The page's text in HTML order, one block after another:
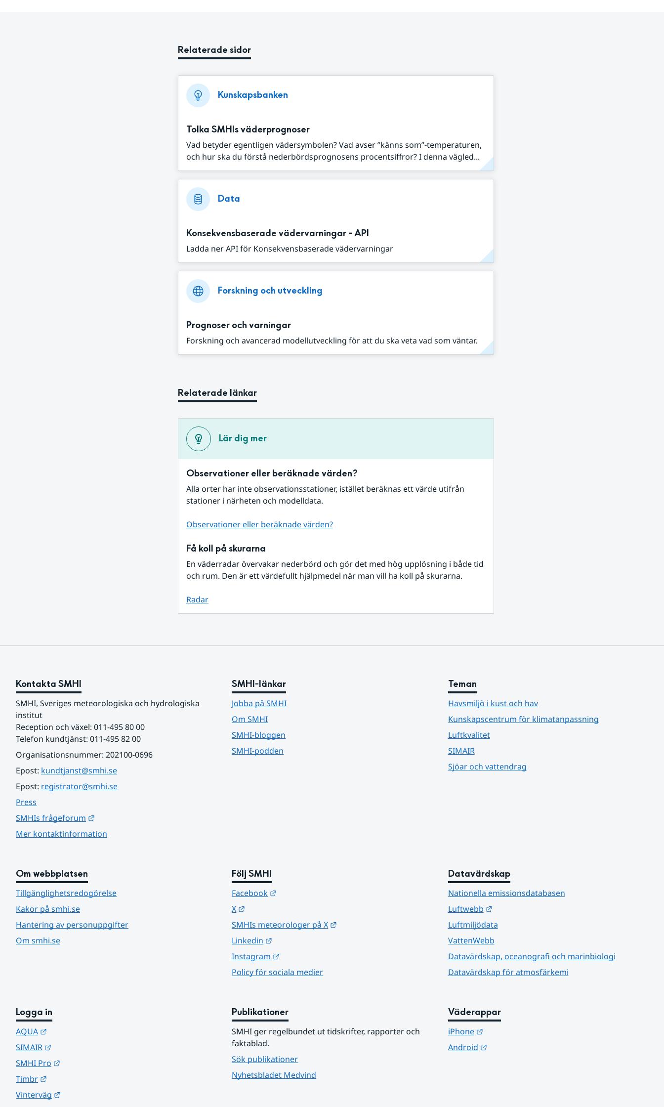
Relaterade sidor
Kunskapsbanken
Tolka SMHIs väderprognoser
Vad betyder egentligen vädersymbolen? Vad avser ”känns som”-temperaturen,
och hur ska du förstå nederbördsprognosens procentsiffror? I denna vägled...
Data
Konsekvensbaserade vädervarningar - API
Ladda ner API för Konsekvensbaserade vädervarningar
Forskning och utveckling
Prognoser och varningar
Forskning och avancerad modellutveckling för att du ska veta vad som väntar.
Relaterade länkar
Lär dig mer
Observationer eller beräknade värden?
Alla orter har inte observationsstationer, istället beräknas ett värde utifrån
stationer i närheten och modelldata.
Observationer eller beräknade värden?
Få koll på skurarna
En väderradar övervakar nederbörd och gör det med hög upplösning i både tid
och rum. Den är ett värdefullt hjälpmedel när man vill ha koll på skurarna.
Radar
Kontakta SMHI
SMHI, Sveriges meteorologiska och hydrologiska
institut
Reception och växel: 011-495 80 00
Telefon kundtjänst: 011-495 82 00
Organisationsnummer: 202100-0696
Epost: kundtjanst@smhi.se
Epost: registrator@smhi.se
Press
SMHIs frågeforum
Mer kontaktinformation
SMHI-länkar
Jobba på SMHI
Om SMHI
SMHI-bloggen
SMHI-podden
Teman
Havsmiljö i kust och hav
Kunskapscentrum för klimatanpassning
Luftkvalitet
SIMAIR
Sjöar och vattendrag
Om webbplatsen
Tillgänglighetsredogörelse
Kakor på smhi.se
Hantering av personuppgifter
Om smhi.se
Följ SMHI
Facebook
X
SMHIs meteorologer på X
Linkedin
Instagram
Policy för sociala medier
Datavärdskap
Nationella emissionsdatabasen
Luftwebb
Länk till annan webbplats.
Luftmiljödata
VattenWebb
Datavärdskap, oceanografi och marinbiologi
Datavärdskap för atmosfärkemi
Logga in
AQUA
SIMAIR
SMHI Pro
Timbr
Vinterväg
Publikationer
SMHI ger regelbundet ut tidskrifter, rapporter och
faktablad.
Sök publikationer
Nyhetsbladet Medvind
Väderappar
iPhone
Länk till annan webbplats.
Android
Länk till annan webbplats.